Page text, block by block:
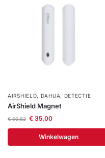
Intercom
Inbraakbeveiliging
Merken
Outlet SALE
AIRSHIELD, DAHUA, DETECTIE
AirShield Magnet
€50,82 €35,00
Winkelwagen